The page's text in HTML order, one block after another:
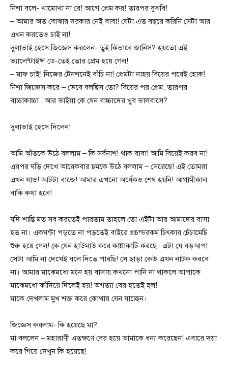
নিশা বলে- খামোখা না রে! আগে প্রেম কর! তারপর বুঝবি!
– আমার অত বোঝার দরকার নেই বাবা! যেটা এত বছরে করিনি সেটা আর
এখন করতেও চাই না!
দুলাভাই হেসে জিজ্ঞেস করলেন- তুই কিভাবে জানিস? হয়তো এই
ভ্যালেন্টাইন্স ডে-তেই তোর প্রেম হয়ে গেল!
– মাফ চাই! নিজের টেনশনেই বাঁচি না! প্রেমটা নাহয় বিয়ের পরেই হোক!
নিশা জিজ্ঞেস করে – ভেবে বলছিস তো? বিয়ের পর প্রেম, তারপর
বাচ্চাকাচ্চা.. আর ভাইয়া কে যেন বাচ্চাদের খুব ভালবাসে?
দুলাভাই হেসে দিলেন!
আমি আঁতকে উঠে বললাম – কি সর্বনাশ! থাক বাবা! আমি বিয়েই করব না!
এরপর ঘড়ি দেখে আরেকবার চমকে উঠে বললাম – সেরেছে! এই তোমরা
এখন যাও! আটটা বাজে! আমার এখনো অর্ধেকও শেষ হয়নি! আগামীকাল
বাকি কথা হবে!
যদি শান্তি মত সব করতেই পারতাম তাহলে তো এইটা আর আমাদের বাসা
হত না। একঘন্টা পড়তে না পড়তেই বাইরে প্রচন্ডরকম চিৎকার চেঁচামেচি
শুরু হয়ে গেল! কে যেন হাউমাউ করে কান্নাকাটি করছে। এটা যে বড়আপা
সেটা আমি না দেখেই বলে দিতে পারছি! সে ছাড়া কেউ এখন নাটক করবে
না। আমার মাঝেমধ্যে মনে হয় বাসায় কখনো পানি না থাকলে আপাকে
মাঝেমধ্যে কাঁদিয়ে দিলেই হয়! অগত্যা বের হতেই হল!
মাকে দেখলাম মুখ শক্ত করে কোথায় যেন যাচ্ছেন।
জিজ্ঞেস করলাম- কি হয়েছে মা?
মা বললেন – মহারাণী এতক্ষণে বের হয়ে আমাকে ধন্য করেছেন! এবারে দয়া
করে গিয়ে দেখুন কি হয়েছে!